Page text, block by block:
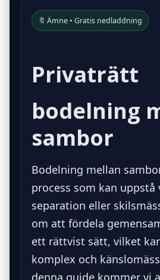
🔖 Ämne • Gratis nedladdning
Privaträtt
bodelning
sambor
Bodelning mellan
process som kan uppstå
separation eller
om att fördela
ett rättvist sätt, vilket
komplex och
denna guide kommer vi